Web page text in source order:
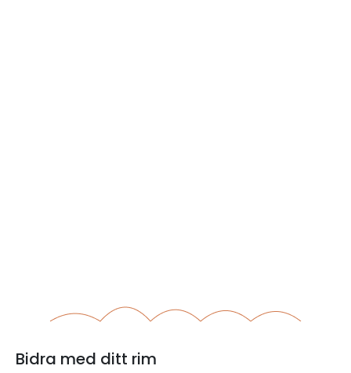
Bidra med ditt rim